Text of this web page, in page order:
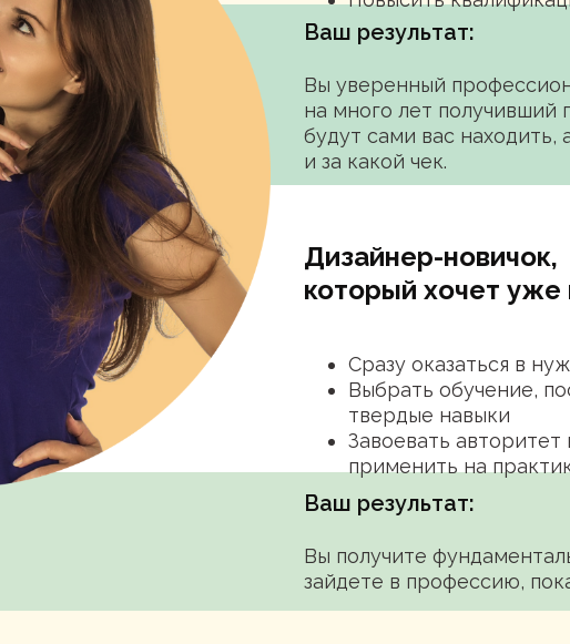
Ваш результат:
Вы уверенный
на много лет
будут сами вас
и за какой чек.
Дизайнер-новичок,
который хочет
Сразу оказаться в
Выбрать обучение,
твердые навыки
Завоевать
применить на
Ваш результат:
Вы получите
зайдете в профессию,